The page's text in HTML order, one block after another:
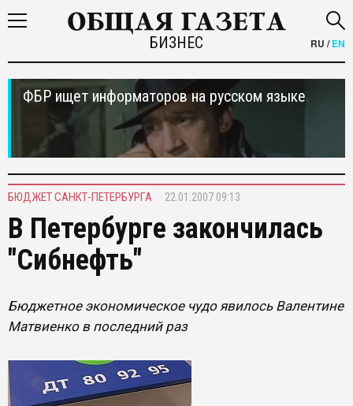
БИЗНЕС RU /EN
ФБР ищет информаторов на русском языке
БЮДЖЕТ САНКТ-ПЕТЕРБУРГА 22.01.2007 09:13
В Петербурге закончилась
"Сибнефть"
Бюджетное экономическое чудо явилось Валентине
Матвиенко в последний раз